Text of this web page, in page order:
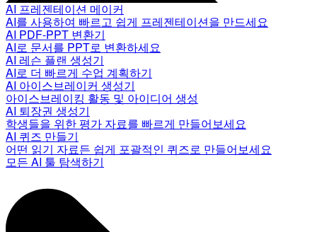
AI 프레젠테이션 메이커
AI를 사용하여 빠르고 쉽게 프레젠테이션을 만드세요
AI PDF-PPT 변환기
AI로 문서를 PPT로 변환하세요
AI 레슨 플랜 생성기
AI로 더 빠르게 수업 계획하기
AI 아이스브레이커 생성기
아이스브레이킹 활동 및 아이디어 생성
AI 퇴장권 생성기
학생들을 위한 평가 자료를 빠르게 만들어보세요
AI 퀴즈 만들기
어떤 읽기 자료든 쉽게 포괄적인 퀴즈로 만들어보세요
모든 AI 툴 탐색하기